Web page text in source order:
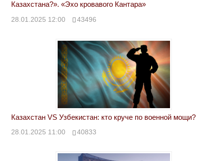
Казахстана?». «Эхо кровавого Кантара»
28.01.2025 12:00 43496
Казахстан VS Узбекистан: кто круче по военной мощи?
28.01.2025 11:00 40833